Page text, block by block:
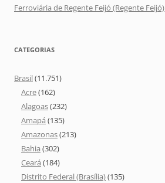
Ferroviária de Regente Feijó (Regente Feijó)
CATEGORIAS
Brasil(11.751)
Acre(162)
Alagoas(232)
Amapá (135)
Amazonas(213)
Bahia (302)
Ceará (184)
Distrito Federal (Brasília)(135)